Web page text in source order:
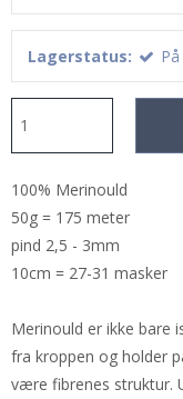
Lagerstatus:
100% Merinould
50g = 175 meter
pind 2,5 - 3mm
10cm = 27-31 masker
Merinould er ikke bare
fra kroppen og holder
være fibrenes struktur.